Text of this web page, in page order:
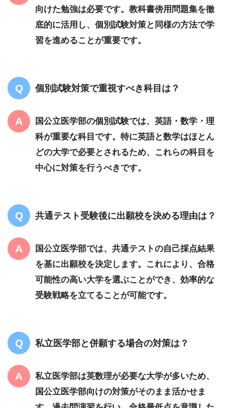
向けた勉強は必要です。教科書傍用問題集を徹
底的に活用し、個別試験対策と同様の方法で学
習を進めることが重要です。
個別試験対策で重視すべき科目は？
国公立医学部の個別試験では、英語・数学・理
科が重要な科目です。特に英語と数学はほとん
どの大学で必要とされるため、これらの科目を
中心に対策を行うべきです。
共通テスト受験後に出願校を決める理由は？
国公立医学部では、共通テストの自己採点結果
を基に出願校を決定します。これにより、合格
可能性の高い大学を選ぶことができ、効率的な
受験戦略を立てることが可能です。
私立医学部と併願する場合の対策は？
私立医学部は英数理が必要な大学が多いため、
国公立医学部向けの対策がそのまま活かせま